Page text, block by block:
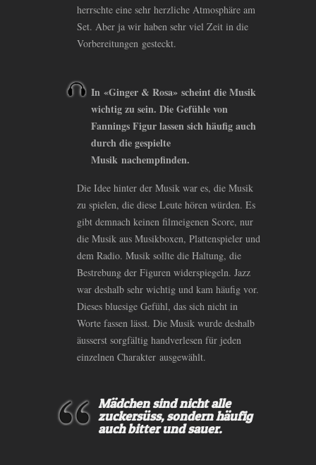
herrschte eine sehr herzliche Atmosphäre am
Set. Aber ja wir haben sehr viel Zeit in die
Vorbereitungen gesteckt.
In «Ginger & Rosa» scheint die Musik
wichtig zu sein. Die Gefühle von
Fannings Figur lassen sich häufig auch
durch die gespielte
Musik nachempfinden.
Die Idee hinter der Musik war es, die Musik
zu spielen, die diese Leute hören würden. Es
gibt demnach keinen filmeigenen Score, nur
die Musik aus Musikboxen, Plattenspieler und
dem Radio. Musik sollte die Haltung, die
Bestrebung der Figuren widerspiegeln. Jazz
war deshalb sehr wichtig und kam häufig vor.
Dieses bluesige Gefühl, das sich nicht in
Worte fassen lässt. Die Musik wurde deshalb
äusserst sorgfältig handverlesen für jeden
einzelnen Charakter ausgewählt.
Mädchen sind nicht alle
zuckersüss, sondern häufig
auch bitter und sauer.